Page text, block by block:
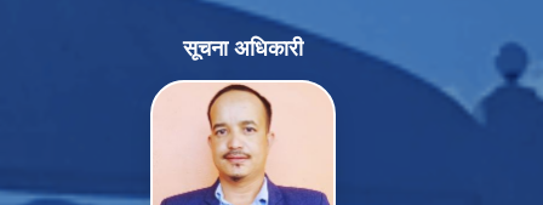
सूचना अधिकारी